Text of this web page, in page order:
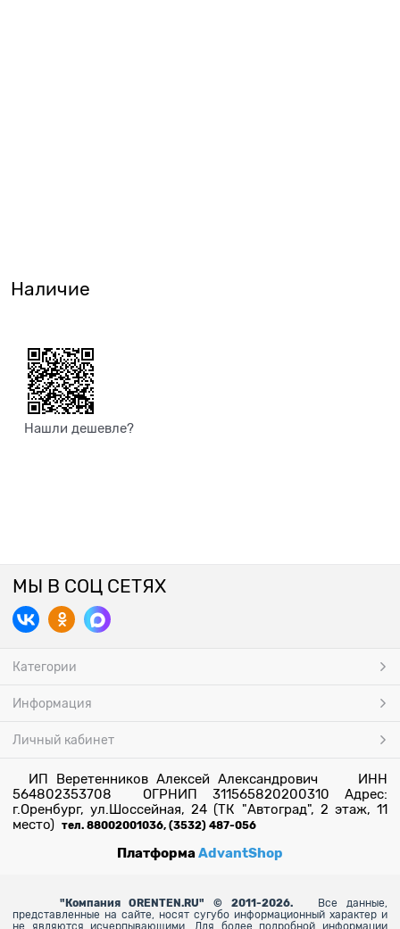
Наличие
Нашли дешевле?
МЫ В СОЦ СЕТЯХ
Категории
Информация
Личный кабинет
ИП Веретенников Алексей Александрович ИНН
564802353708 ОГРНИП 311565820200310 Адрес:
г.Оренбург, ул.Шоссейная, 24 (ТК "Автоград", 2 этаж, 11
место) тел. 88002001036, (3532) 487-056
ПлатформаAdvantShop
" Компания ORENTEN.RU" © 2011-2026.
Все данные,
представленные на сайте, носят сугубо информационный характер и
не являются исчерпывающими. Для более подробной информации